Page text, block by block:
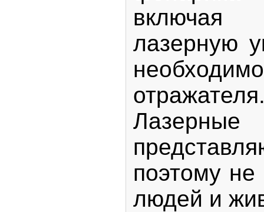
лазерную
поэтому
людей и